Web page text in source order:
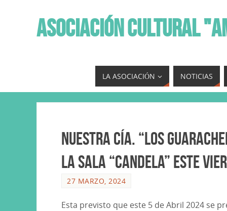
ASOCIACIÓN CULTURAL
LA ASOCIACIÓN NOTICIAS
Nuestra Cía. “Los
la Sala “Candela” este
27 MARZO, 2024
Esta previsto que este 5 de Abril 2024 se